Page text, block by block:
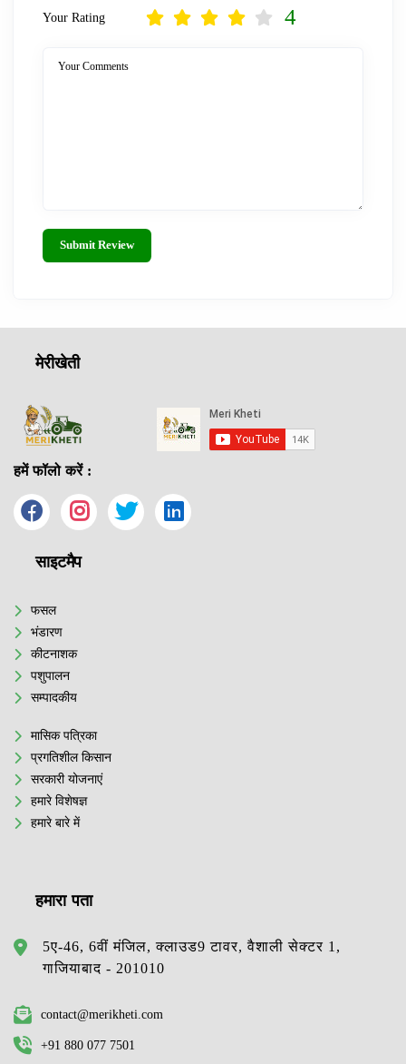
Your Rating 4
Your Comments
Submit Review
मेरीखेती
हमें फॉलो करें :
साइटमैप
फसल
भंडारण
कीटनाशक
पशुपालन
सम्पादकीय
मासिक पत्रिका
प्रगतिशील किसान
सरकारी योजनाएं
हमारे विशेषज्ञ
हमारे बारे में
हमारा पता
5ए-46, 6वीं मंजिल, क्लाउड9 टावर, वैशाली सेक्टर 1,
गाजियाबाद - 201010
contact@merikheti.com
+91 880 077 7501